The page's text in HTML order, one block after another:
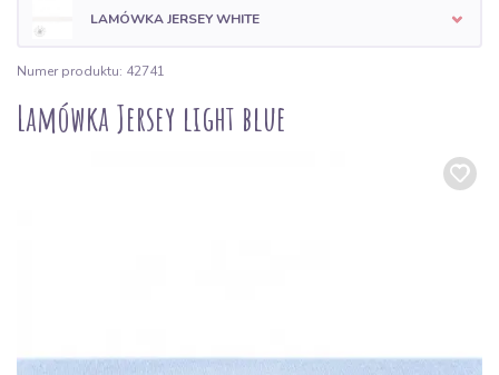
LAMÓWKA JERSEY WHITE
Numer produktu: 42741
Lamówka Jersey light blue